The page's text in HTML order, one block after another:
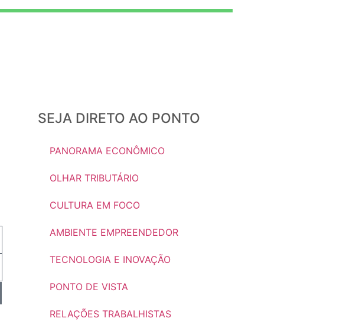
SEJA DIRETO AO PONTO
PANORAMA ECONÔMICO
OLHAR TRIBUTÁRIO
CULTURA EM FOCO
AMBIENTE EMPREENDEDOR
TECNOLOGIA E INOVAÇÃO
PONTO DE VISTA
RELAÇÕES TRABALHISTAS